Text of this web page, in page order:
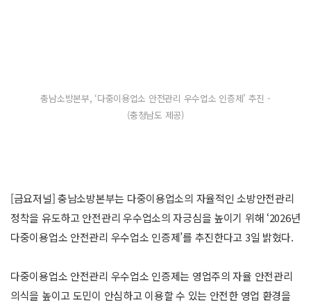
충남소방본부, ‘다중이용업소 안전관리 우수업소 인증제’ 추진 -
(충청남도 제공)
[금요저널] 충남소방본부는 다중이용업소의 자율적인 소방안전관리
정착을 유도하고 안전관리 우수업소의 자긍심을 높이기 위해 ‘2026년
다중이용업소 안전관리 우수업소 인증제’를 추진한다고 3일 밝혔다.
다중이용업소 안전관리 우수업소 인증제는 영업주의 자율 안전관리
의식을 높이고 도민이 안심하고 이용할 수 있는 안전한 영업 환경을